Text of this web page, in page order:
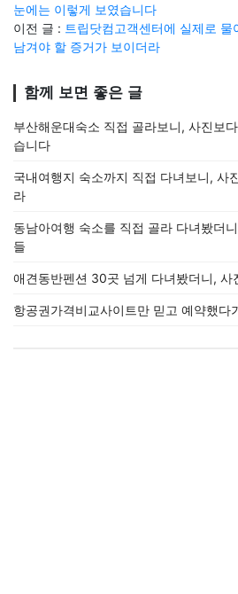
눈에는 이렇게 보였습니다
이전 글 : 트립닷컴고객센터에 실제로
남겨야 할 증거가 보이더라
함께 보면 좋은 글
부산해운대숙소 직접 골라보니, 사진보
습니다
국내여행지 숙소까지 직접 다녀보니, 사
라
동남아여행 숙소를 직접 골라 다녀봤더
들
애견동반펜션 30곳 넘게 다녀봤더니, 사
항공권가격비교사이트만 믿고 예약했다